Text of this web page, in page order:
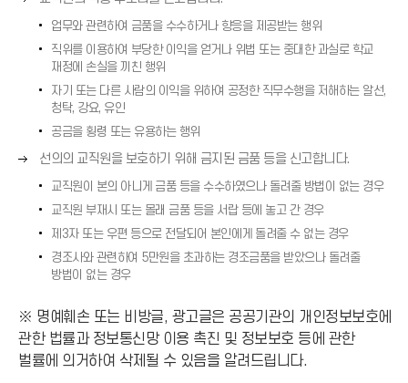
화
표
→
업무와 관련하여 금품을 수수하거나 향응을 제공받는 행위
직위를 이용하여 부당한 이익을 얻거나 위법 또는 중대한 과실로 학교
재정에 손실을 끼친 행위
자기 또는 다른 사람의 이익을 위하여 공정한 직무수행을 저해하는 알선,
청탁, 강요, 유인
공금을 횡령 또는 유용하는 행위
오
화
살
표
)
선의의 교직원을 보호하기 위해 금지된 금품 등을 신고합니다.
교직원이 본의 아니게 금품 등을 수수하였으나 돌려줄 방법이 없는 경우
교직원 부재시 또는 몰래 금품 등을 서랍 등에 놓고 간 경우
제3자 또는 우편 등으로 전달되어 본인에게 돌려줄 수 없는 경우
경조사와 관련하여 5만원을 초과하는 경조금품을 받았으나 돌려줄
방법이 없는 경우
※ 명예훼손 또는 비방글, 광고글은 공공기관의 개인정보보호에
관한 법률과 정보통신망 이용 촉진 및 정보보호 등에 관한
벌률에 의거하여 삭제될 수 있음을 알려드립니다.